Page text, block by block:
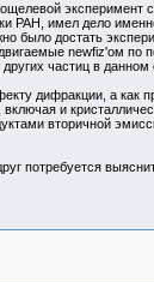
эксперимент
РАН, имел дело
было достать
newfiz'ом по
частиц в данном
дифракции, а как
и
вторичной
потребуется